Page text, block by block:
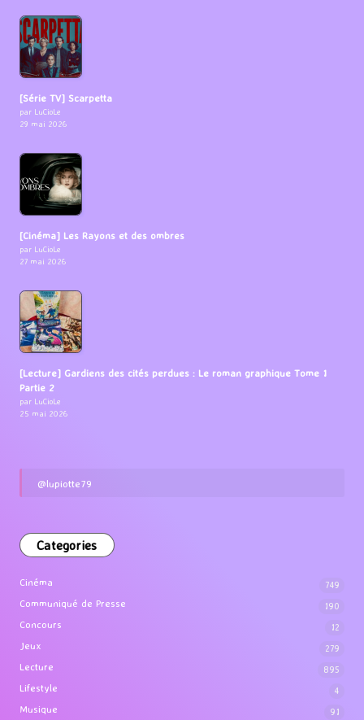
[Série TV] Scarpetta
par LuCioLe
29 mai 2026
[Cinéma] Les Rayons et des ombres
par LuCioLe
27 mai 2026
[Lecture] Gardiens des cités perdues : Le roman graphique Tome 1
Partie 2
par LuCioLe
25 mai 2026
@lupiotte79
Categories
Cinéma 749
Communiqué de Presse 190
Concours 12
Jeux 279
Lecture 895
Lifestyle 4
Musique 91